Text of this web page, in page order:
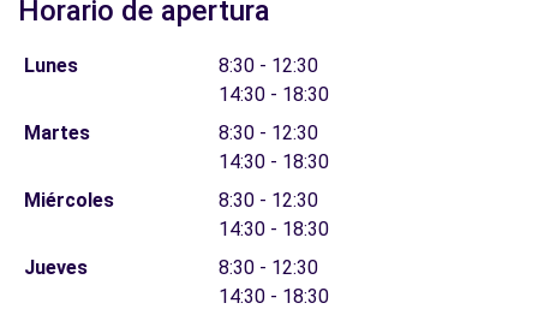
Horario de apertura
Lunes
8:30 - 12:30
14:30 - 18:30
Martes
8:30 - 12:30
14:30 - 18:30
Miércoles
8:30 - 12:30
14:30 - 18:30
Jueves
8:30 - 12:30
14:30 - 18:30